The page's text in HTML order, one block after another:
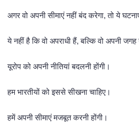
अगर वो अपनी सीमाएं नहीं बंद करेगा, तो ये
ये नहीं है कि वो अपराधी हैं, बल्कि वो अपनी
यूरोप को अपनी नीतियां बदलनी होंगी।
हम भारतीयों को इससे सीखना चाहिए।
हमें अपनी सीमाएं मजबूत करनी होंगी।